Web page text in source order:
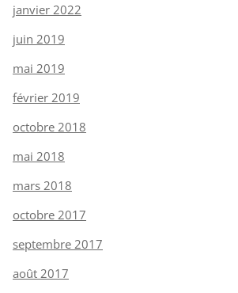
janvier 2022
juin 2019
mai 2019
février 2019
octobre 2018
mai 2018
mars 2018
octobre 2017
septembre 2017
août 2017